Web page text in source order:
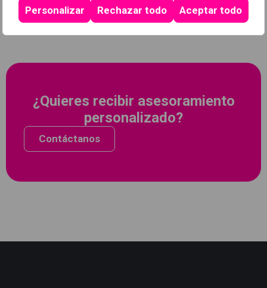
Personalizar Rechazar todo Aceptar todo
¿Quieres recibir asesoramiento
personalizado?
Contáctanos